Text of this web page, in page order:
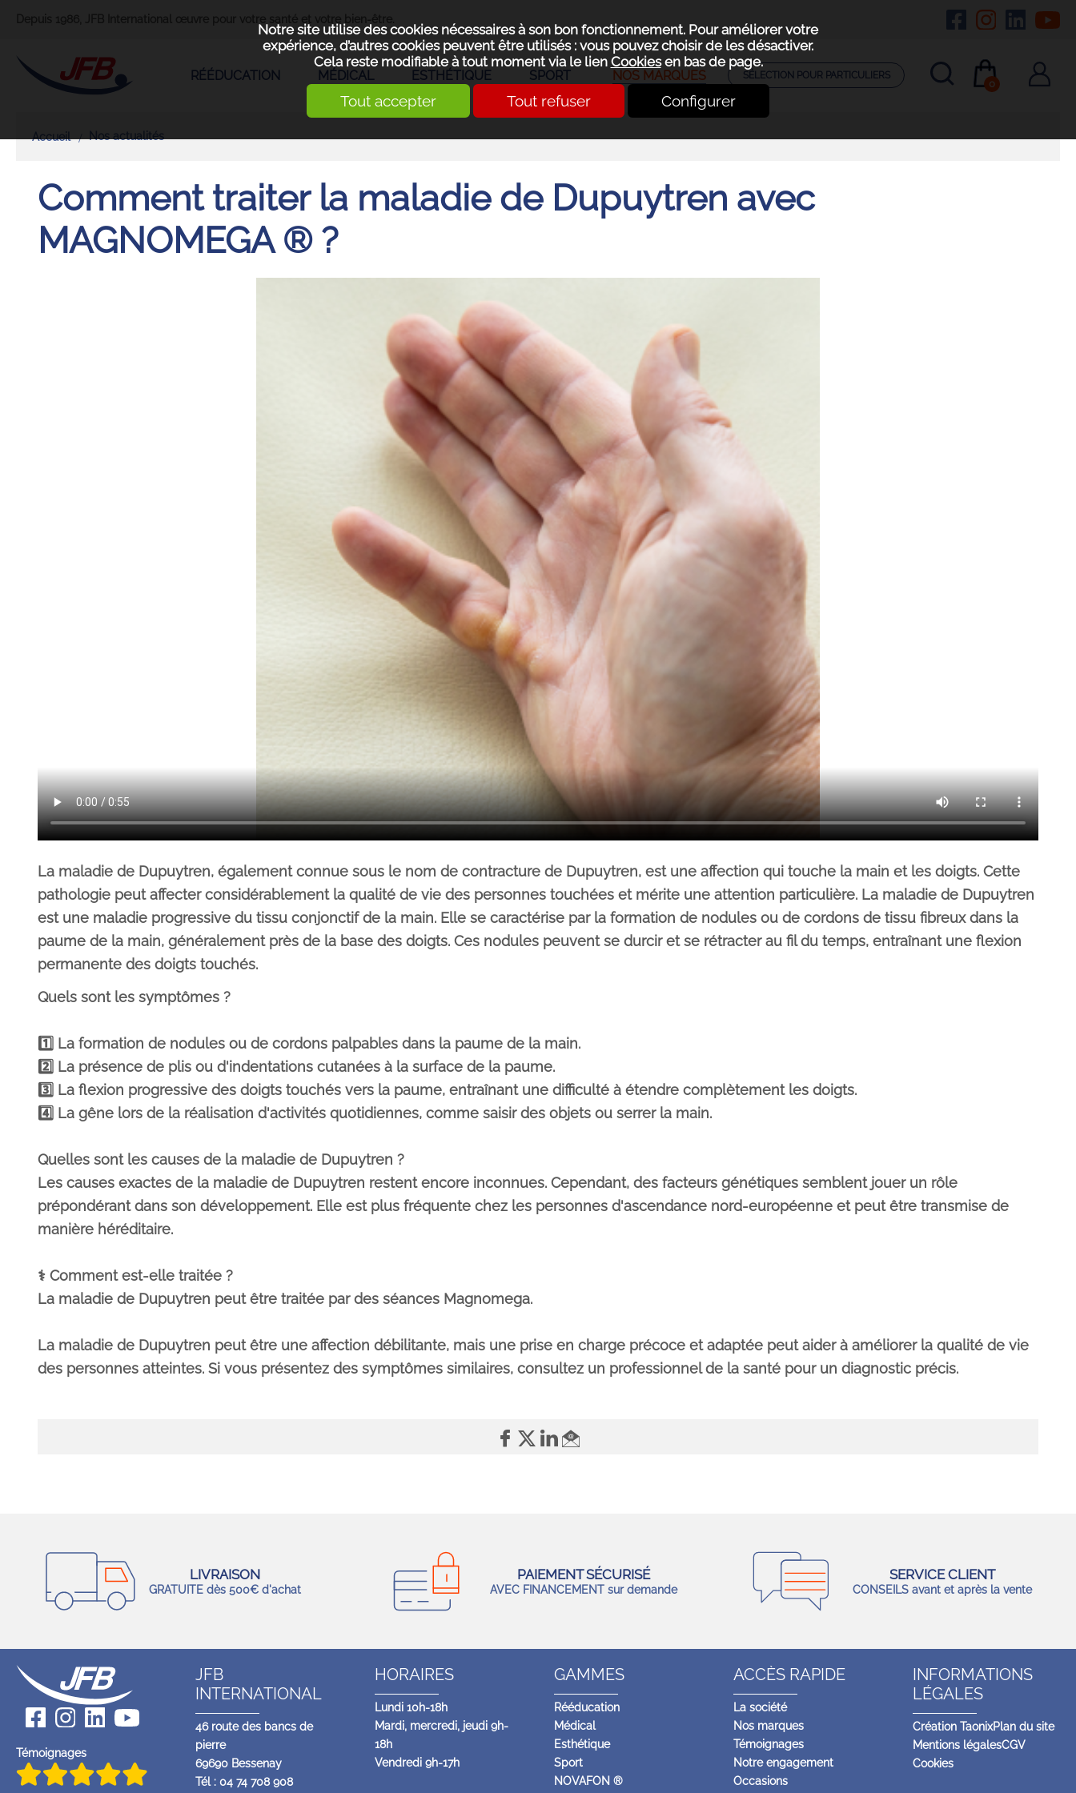
Notre site utilise des cookies nécessaires à son bon fonctionnement. Pour améliorer votre
expérience, d’autres cookies peuvent être utilisés : vous pouvez choisir de les désactiver.
Cela reste modifiable à tout moment via le lien Cookiesen bas de page.
Tout accepter Tout refuser Configurer
RÉÉDUCATION MÉDICAL ESTHÉTIQUE SPORT NOS MARQUES SÉLECTION POUR PARTICULIERS
0
Accueil Nos actualités
Comment traiter la maladie de Dupuytren avec
MAGNOMEGA ® ?
La maladie de Dupuytren, également connue sous le nom de contracture de Dupuytren, est une affection qui touche la main et les doigts. Cette
pathologie peut affecter considérablement la qualité de vie des personnes touchées et mérite une attention particulière. La maladie de Dupuytren
est une maladie progressive du tissu conjonctif de la main. Elle se caractérise par la formation de nodules ou de cordons de tissu fibreux dans la
paume de la main, généralement près de la base des doigts. Ces nodules peuvent se durcir et se rétracter au fil du temps, entraînant une flexion
permanente des doigts touchés.
Quels sont les symptômes ?
1️⃣ La formation de nodules ou de cordons palpables dans la paume de la main.
2️⃣ La présence de plis ou d'indentations cutanées à la surface de la paume.
3️⃣ La flexion progressive des doigts touchés vers la paume, entraînant une difficulté à étendre complètement les doigts.
4️⃣ La gêne lors de la réalisation d'activités quotidiennes, comme saisir des objets ou serrer la main.
Quelles sont les causes de la maladie de Dupuytren ?
Les causes exactes de la maladie de Dupuytren restent encore inconnues. Cependant, des facteurs génétiques semblent jouer un rôle
prépondérant dans son développement. Elle est plus fréquente chez les personnes d'ascendance nord-européenne et peut être transmise de
manière héréditaire.
‍⚕️ Comment est-elle traitée ?
La maladie de Dupuytren peut être traitée par des séances Magnomega.
La maladie de Dupuytren peut être une affection débilitante, mais une prise en charge précoce et adaptée peut aider à améliorer la qualité de vie
des personnes atteintes. Si vous présentez des symptômes similaires, consultez un professionnel de la santé pour un diagnostic précis.
LIVRAISON
GRATUITE dès 500€ d'achat
PAIEMENT SÉCURISÉ
AVEC FINANCEMENT sur demande
SERVICE CLIENT
CONSEILS avant et après la vente
Témoignages
JFB
INTERNATIONAL
46 route des bancs de
pierre
69690 Bessenay
Tél : 04 74 708 908
HORAIRES
Lundi 10h-18h
Mardi, mercredi, jeudi 9h-
18h
Vendredi 9h-17h
GAMMES
Rééducation
Médical
Esthétique
Sport
NOVAFON ®
ACCÈS RAPIDE
La société
Nos marques
Témoignages
Notre engagement
Occasions
INFORMATIONS
LÉGALES
Création TaonixPlan du site
Mentions légalesCGV
Cookies